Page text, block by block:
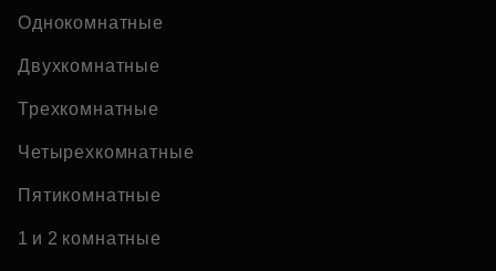
Однокомнатные
Двухкомнатные
Трехкомнатные
Четырехкомнатные
Пятикомнатные
1 и 2 комнатные